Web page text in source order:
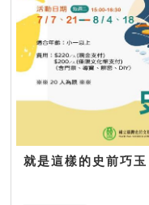
就是這樣的史前巧玉